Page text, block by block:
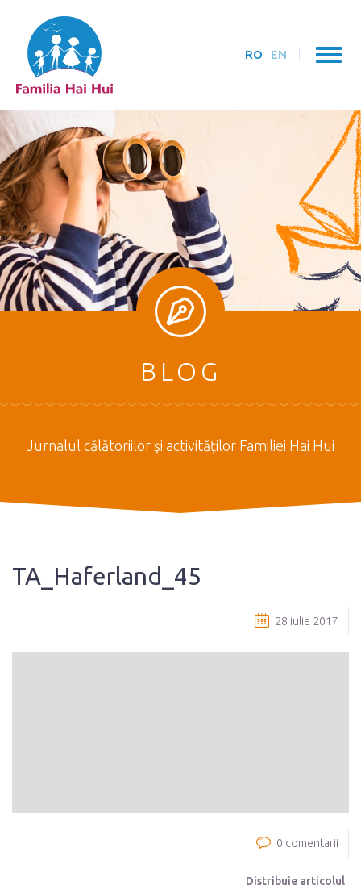
RO EN
BLOG
Jurnalul călătoriilor şi activităţilor Familiei Hai Hui
TA_Haferland_45
28 iulie 2017
0 comentarii
Distribuie articolul